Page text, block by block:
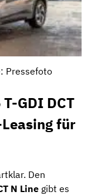
Pressefoto
GDI DCT
für
Den
N Line gibt es